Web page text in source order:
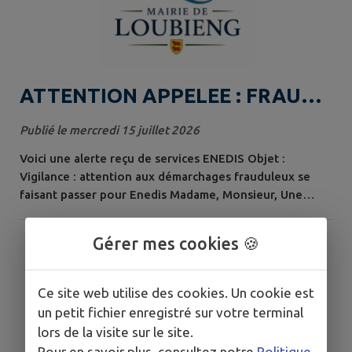
ATTENTION APPELEE : FRAUDE
ENEDIS
Publié le mercredi 15 juillet 2026
Voici une alerte reçu de services ENEDIS Objet :
Vigilance : attention aux démarchages frauduleux se
faisant passer pour Enedis Madame, Monsieur, Une
personnes se font passer pour Enedis ou ses
partenaires afin de proposer de fausses offres
commerciales ou d’obtenir des informations
personnelles....
Gérer mes cookies 🍪
Ce site web utilise des cookies. Un cookie est
un petit fichier enregistré sur votre terminal
lors de la visite sur le site.